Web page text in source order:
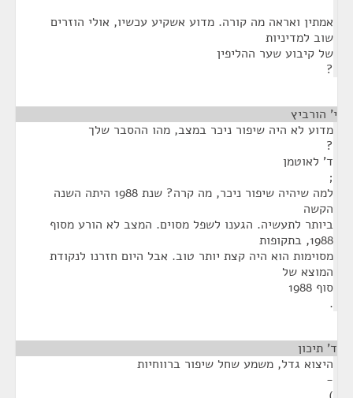
אמתין ואראה מה קורה. מדוע אשקיע עכשיו, אולי הוזרים
שוב למדיניות
של קיבוע שער ההליפין
?
י' הורביץ
מדוע לא היה שיפור ניכר במצב, מהו ההסבר שלך
?
ד' לאוטמן
;
למה שיהיה שיפור ניכר, מה קרה? שנת 1988 היתה השנה
הקשה
ביותר לתעשיה. הגענו לשפל מסוים. המצב לא הורע מסוף
1988, בתקופות
מסוימות הוא היה קצת יותר טוב. אבל היום חזרנו לנקודת
המוצא של
סוף 1988
.
ד' תיכון
היצוא גדל, משמע שחל שיפור ברווחיות
-